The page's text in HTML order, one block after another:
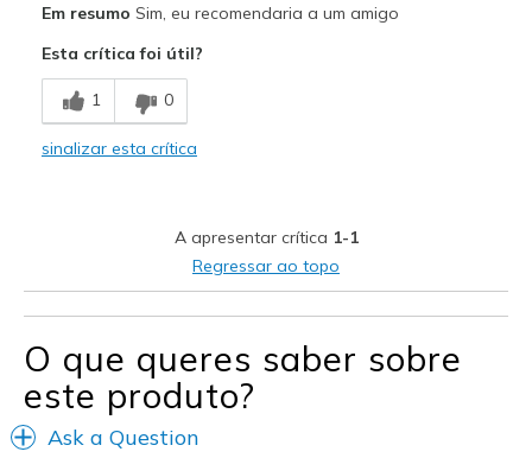
Comfortable
Melhores utilizações
Casual Wear
Feels true to width
Sizing
Feels half size too small
View On Shoes
Shoes are for Wearing
Em resumo Sim, eu recomendaria a um amigo
Esta crítica foi útil?
1 0
sinalizar esta crítica
A apresentar crítica 1-1
Regressar ao topo
O que queres saber sobre
este produto?
Ask a Question